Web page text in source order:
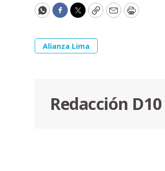
WhatsApp
Facebook
Twitter
CopyEmailPrint
Alianza Lima
Redacción D10